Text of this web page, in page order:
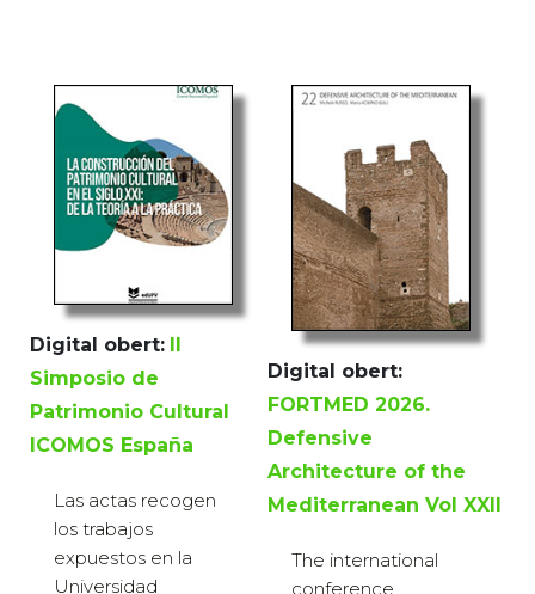
Digital obert: II
Simposio de
Patrimonio Cultural
ICOMOS España
Las actas recogen
los trabajos
expuestos en la
Universidad
Digital obert:
FORTMED 2026.
Defensive
Architecture of the
Mediterranean Vol XXII
The international
conference